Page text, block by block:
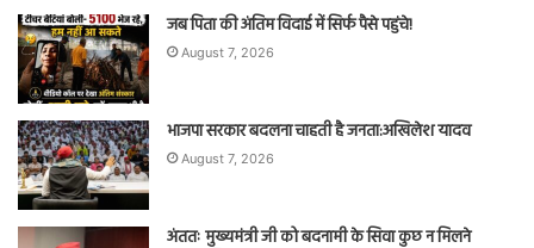
जब पिता की अंतिम विदाई में सिर्फ पैसे पहुंचे!
August 7, 2026
भाजपा सरकार बदलना चाहती है जनता:अखिलेश यादव
August 7, 2026
अंततः मुख्यमंत्री जी को बदनामी के सिवा कुछ न मिलने